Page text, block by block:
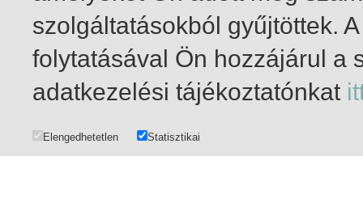
1-19 / insgesamt 19 Treffer
szolgáltatásokból gyűjtöttek.
folytatásával Ön hozzájárul a
adatkezelési tájékoztatónkat
Elengedhetetlen Statisztikai